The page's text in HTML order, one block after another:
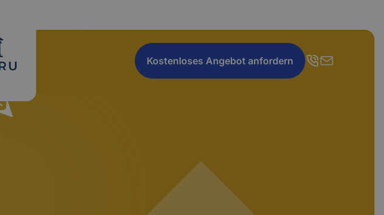
Kostenloses Angebot anfordern